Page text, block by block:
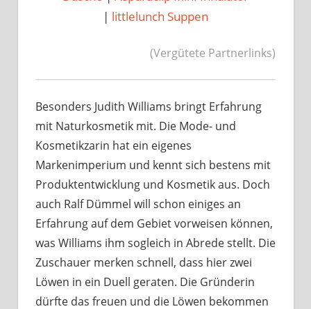
| littlelunch Suppen
(Vergütete Partnerlinks)
Besonders Judith Williams bringt Erfahrung
mit Naturkosmetik mit. Die Mode- und
Kosmetikzarin hat ein eigenes
Markenimperium und kennt sich bestens mit
Produktentwicklung und Kosmetik aus. Doch
auch Ralf Dümmel will schon einiges an
Erfahrung auf dem Gebiet vorweisen können,
was Williams ihm sogleich in Abrede stellt. Die
Zuschauer merken schnell, dass hier zwei
Löwen in ein Duell geraten. Die Gründerin
dürfte das freuen und die Löwen bekommen